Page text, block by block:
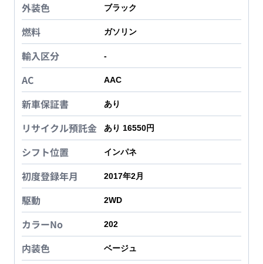
外装色 ブラック
燃料 ガソリン
輸入区分 -
AC AAC
新車保証書 あり
リサイクル預託金 あり 16550円
シフト位置 インパネ
初度登録年月 2017年2月
駆動 2WD
カラーNo 202
内装色 ベージュ